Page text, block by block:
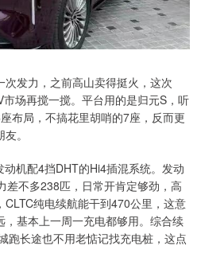
发力，之前高山卖得挺火，这次
场再搅一搅。平台用的是归元S，听
布局，不搞花里胡哨的7座，反而更
。
机配4挡DHT的Hi4插混系统。发动
差不多238匹，日常开肯定够劲，高
纯电续航能干到470公里，这意
基本上一周一充电都够用。综合续
跑长途也不用老惦记找充电桩，这点